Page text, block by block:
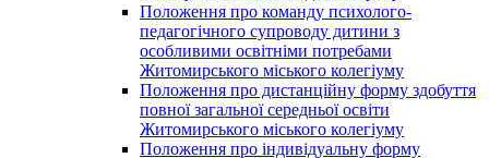
Положення про команду психолого-
педагогічного супроводу дитини з
особливими освітніми потребами
Житомирського міського колегіуму
Положення про дистанційну форму здобуття
повної загальної середньої освіти
Житомирського міського колегіуму
Положення про індивідуальну форму